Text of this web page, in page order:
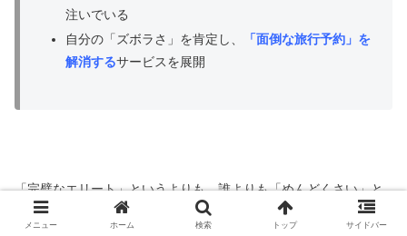
注いでいる
自分の「ズボラさ」を肯定し、
「面倒な旅行予約」を
解消するサービスを展開
「完璧なエリート」というよりも、誰よりも「めんどくさい」と
いうユーザーの気持ちがわかるからこそ、支持されるサービスが
メニュー ホーム 検索 トップ サイドバー